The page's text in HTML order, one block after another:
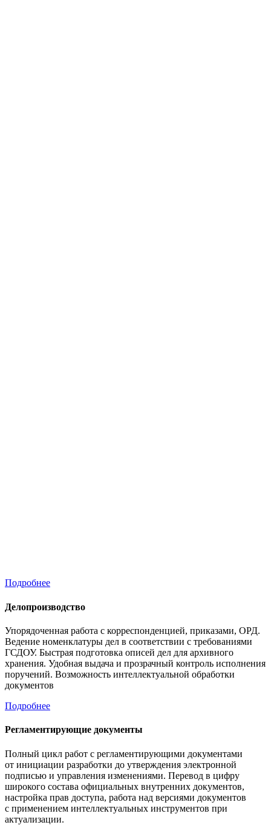
Подробнее
Делопроизводство
Упорядоченная работа с корреспонденцией, приказами, ОРД.
Ведение номенклатуры дел в соответствии с требованиями
ГСДОУ. Быстрая подготовка описей дел для архивного
хранения. Удобная выдача и прозрачный контроль исполнения
поручений. Возможность интеллектуальной обработки
документов
Подробнее
Регламентирующие документы
Полный цикл работ с регламентирующими документами
от инициации разработки до утверждения электронной
подписью и управления изменениями. Перевод в цифру
широкого состава официальных внутренних документов,
настройка прав доступа, работа над версиями документов
с применением интеллектуальных инструментов при
актуализации.